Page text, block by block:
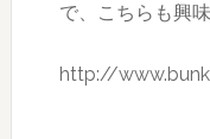
で、こちらも興
http://